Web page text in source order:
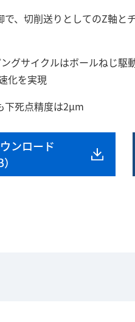
で、切削送りとしてのZ軸と
グサイクルはボールねじ
化を実現
下死点精度は2μm
ンロード